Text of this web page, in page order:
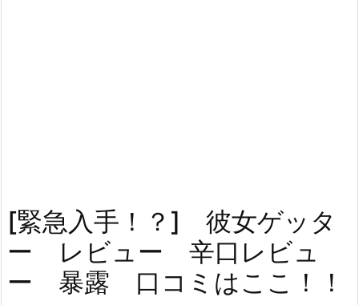
[緊急入手！？] 彼女ゲッタ
ー レビュー 辛口レビュ
ー 暴露 口コミはここ！！